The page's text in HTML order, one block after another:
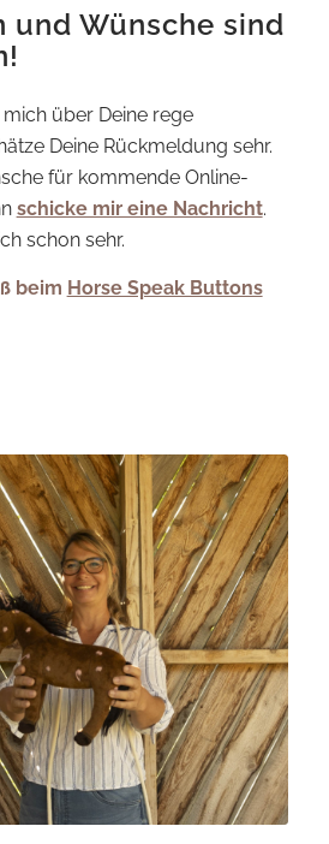
und Wünsche sind
über Deine rege
Deine Rückmeldung sehr.
für kommende Online-
schicke mir eine Nachricht.
schon sehr.
beim Horse Speak Buttons